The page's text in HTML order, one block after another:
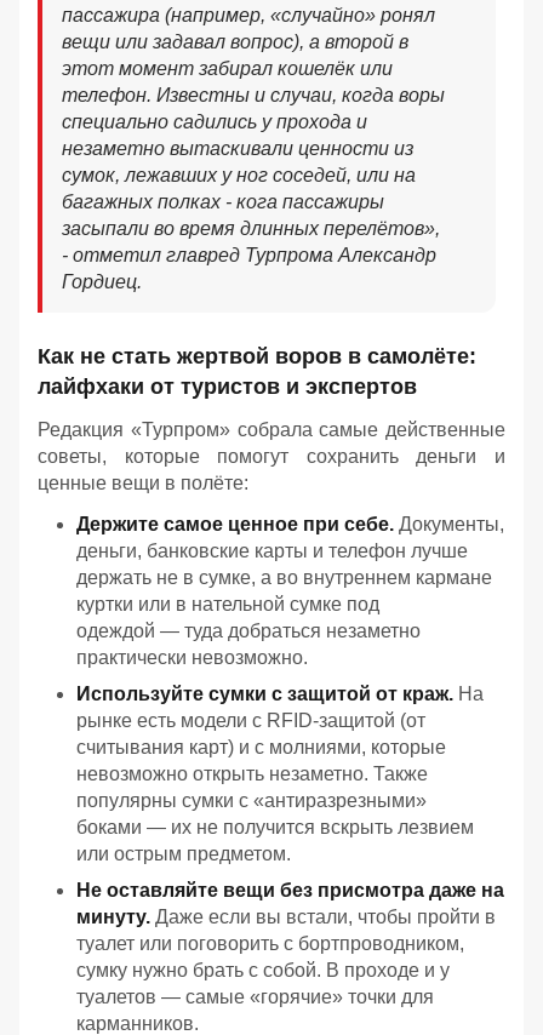
пассажира (например, «случайно» ронял
вещи или задавал вопрос), а второй в
этот момент забирал кошелёк или
телефон. Известны и случаи, когда воры
специально садились у прохода и
незаметно вытаскивали ценности из
сумок, лежавших у ног соседей, или на
багажных полках - кога пассажиры
засыпали во время длинных перелётов»,
- отметил главред Турпрома Александр
Гордиец.
Как не стать жертвой воров в самолёте:
лайфхаки от туристов и экспертов
Редакция «Турпром» собрала самые действенные
советы, которые помогут сохранить деньги и
ценные вещи в полёте:
Держите самое ценное при себе. Документы,
деньги, банковские карты и телефон лучше
держать не в сумке, а во внутреннем кармане
куртки или в нательной сумке под
одеждой — туда добраться незаметно
практически невозможно.
Используйте сумки с защитой от краж. На
рынке есть модели с RFID‑защитой (от
считывания карт) и с молниями, которые
невозможно открыть незаметно. Также
популярны сумки с «антиразрезными»
боками — их не получится вскрыть лезвием
или острым предметом.
Не оставляйте вещи без присмотра даже на
минуту. Даже если вы встали, чтобы пройти в
туалет или поговорить с бортпроводником,
сумку нужно брать с собой. В проходе и у
туалетов — самые «горячие» точки для
карманников.